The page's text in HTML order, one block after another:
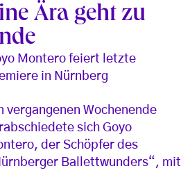
Ära geht zu
Montero feiert letzte
in Nürnberg
vergangenen Wochenende
sich Goyo
der Schöpfer des
Ballettwunders“, mit